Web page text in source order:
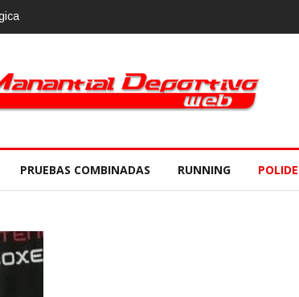
Race 2018, 10 de noviembre
PRUEBAS COMBINADAS RUNNING